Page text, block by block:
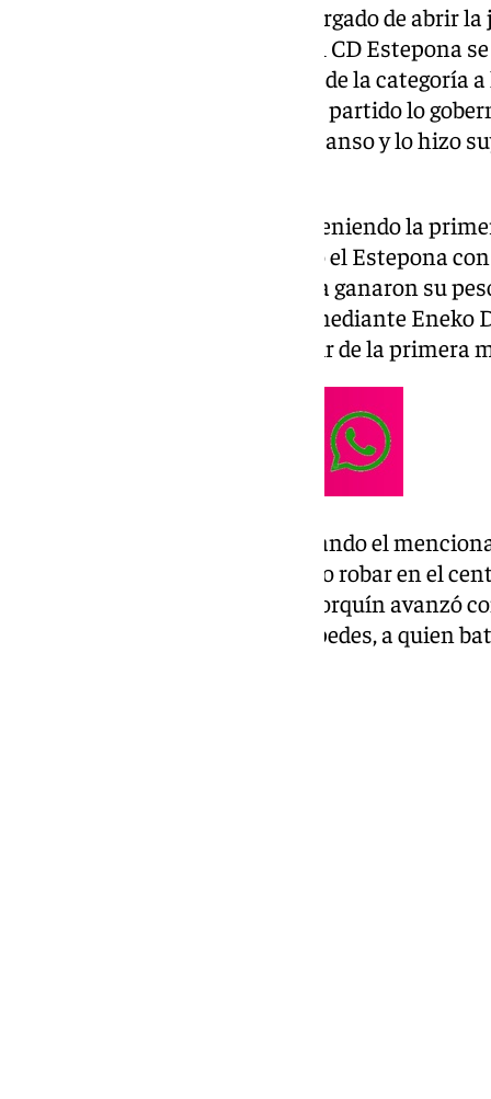
Fue un derbi malagueño el encargado de abrir
RFEF. El Atlético Malagueño y el CD Estepona
enfrentarse en la sexta jornada de la categoría
se pudo ver a través de 101TV. El partido lo
amarró el triunfo antes del descanso y lo hizo
Comenzó parejo el encuentro, teniendo la
Juanma Hernández y creciendo el Estepona
jugadores de influencia ofensiva ganaron su
diferencial, logrando aparecer mediante Eneko
que supieron decantar el devenir de la primera
Fue a la media hora de juego cuando el
defensivo malaguista, pues supo robar en el
desconcierto de la zaga. El mallorquín avanzó
mano a mano ante Andrés Céspedes, a quien